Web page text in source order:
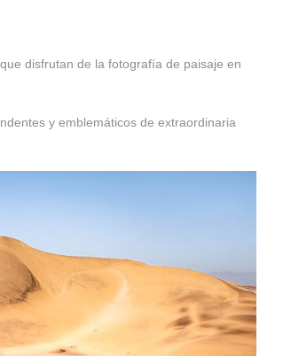
disfrutan de la fotografía de paisaje en
y emblemáticos de extraordinaria